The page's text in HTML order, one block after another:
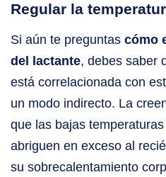
Regular la
Si aún te preguntas cómo
del lactante, debes saber
está correlacionada con
un modo indirecto. La
que las bajas
abriguen en exceso al
su sobrecalentamiento